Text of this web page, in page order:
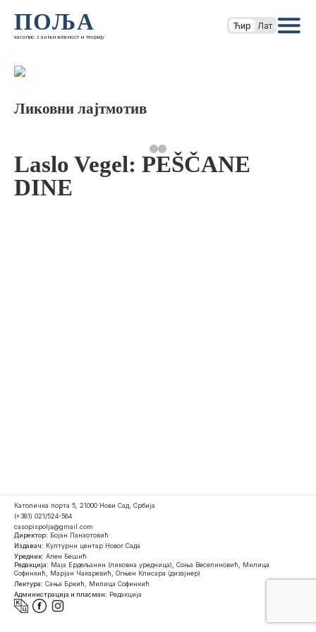
ПОЉА
часопис за књижевност и теорију
Ћир Лат
Ликовни лајтмотив
Laslo Vegel: PEŠČANE
DINE
Католичка порта 5, 21000 Нови Сад, Србија
(+381) 021/524-584
casopispolja@gmail.com
Директор: Бојан Панаотовић
Издавач: Културни центар Новог Сада
Уредник: Ален Бешић
Редакција: Маја Ердељанин (ликовна уредница), Соња Веселиновић, Милица
Софинкић, Марјан Чакаревић, Огњен Клисара (дизајнер)
Лектура: Сања Бркић, Милица Софинкић
Администрација и пласман: Редакција